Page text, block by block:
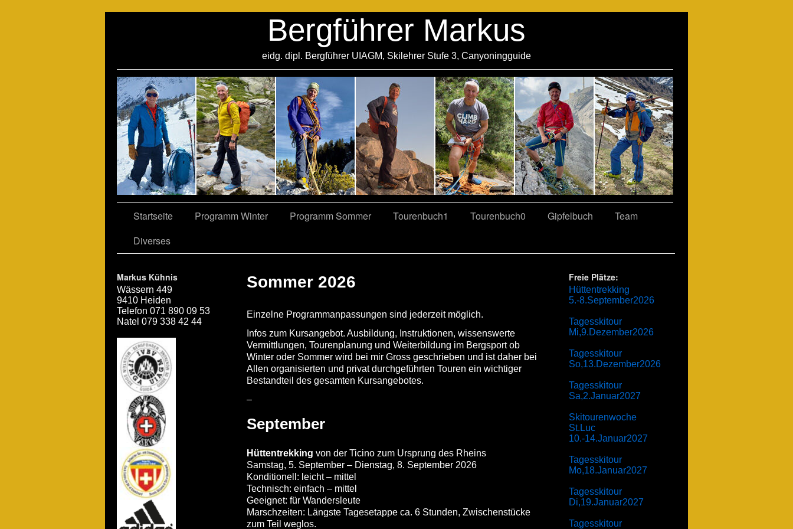
Bergführer Markus
eidg. dipl. Bergführer UIAGM, Skilehrer Stufe 3, Canyoningguide
Startseite Programm Winter Programm Sommer Tourenbuch1 Tourenbuch0 Gipfelbuch
Team
Diverses
Markus Kühnis
Wässern 449
9410 Heiden
Telefon 071 890 09 53
Natel 079 338 42 44
Freie Plätze:
Hüttentrekking
5.-8.September2026
Tagesskitour
Mi,9.Dezember2026
Tagesskitour
So,13.Dezember2026
Tagesskitour
Sa,2.Januar2027
Skitourenwoche
St.Luc
10.-14.Januar2027
Tagesskitour
Mo,18.Januar2027
Tagesskitour
Di,19.Januar2027
Tagesskitour
Sommer 2026
Einzelne Programmanpassungen sind jederzeit möglich.
Infos zum Kursangebot. Ausbildung, Instruktionen, wissenswerte
Vermittlungen, Tourenplanung und Weiterbildung im Bergsport ob
Winter oder Sommer wird bei mir Gross geschrieben und ist daher bei
Allen organisierten und privat durchgeführten Touren ein wichtiger
Bestandteil des gesamten Kursangebotes.
–
September
Hüttentrekking von der Ticino zum Ursprung des Rheins
Samstag, 5. September – Dienstag, 8. September 2026
Konditionell: leicht – mittel
Technisch: einfach – mittel
Geeignet: für Wandersleute
Marschzeiten: Längste Tagesetappe ca. 6 Stunden, Zwischenstücke
zum Teil weglos.